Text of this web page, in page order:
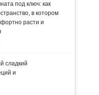
под ключ: как
в котором
расти и
сладкий
и